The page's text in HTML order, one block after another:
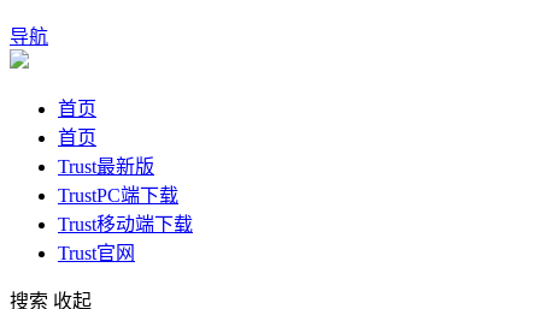
导航
首页
首页
Trust最新版
TrustPC端下载
Trust移动端下载
Trust官网
搜索 收起